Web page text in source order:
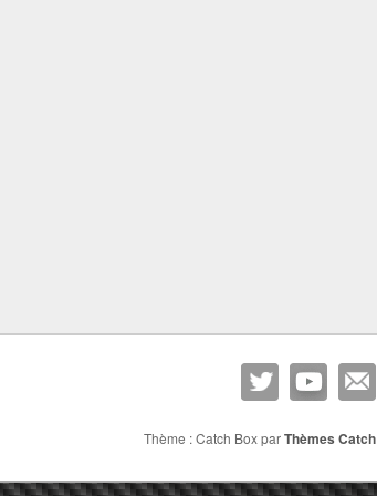
Thème : Catch Box parThèmes Catch